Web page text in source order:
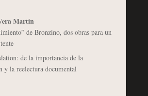
Martín
de Bronzino, dos obras para un
de la importancia de la
y la reelectura documental